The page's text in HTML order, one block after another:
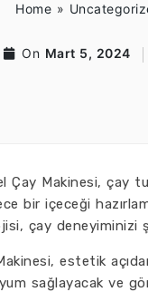
Home »
On Mart 5, 2024
Çay Makinesi, çay
bir içeceği
çay deneyiminizi
estetik
sağlayacak ve